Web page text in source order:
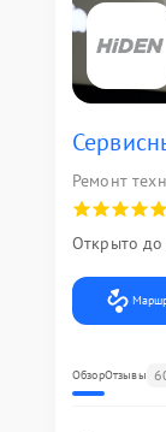
Ремонт
Открыто
ОбзорОтзывы